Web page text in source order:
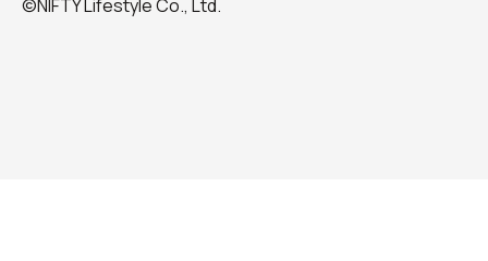
©NIFTY Lifestyle Co., Ltd.